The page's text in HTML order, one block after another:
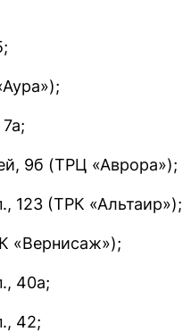
9б (ТРЦ «Аврора»);
123 (ТРК «Альтаир»);
«Вернисаж»);
40а;
42;